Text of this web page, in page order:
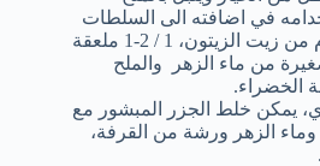
في اضافته الى السلطات
مثل استخدام (2 ملاعق طعام من زيت الزيتون، 1 / 2-1 ملعقة
1/2 ملعقة صغيرة من ماء الزهر والملح
الخضراء.
يمكن خلط الجزر المبشور مع
الزهر ورشة من القرفة،